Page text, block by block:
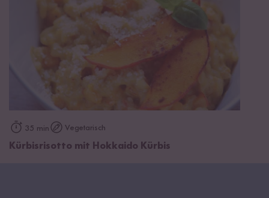
35 min Vegetarisch
Kürbisrisotto mit Hokkaido Kürbis